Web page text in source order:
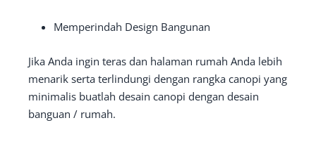
Memperindah Design Bangunan
Jika Anda ingin teras dan halaman rumah Anda lebih
menarik serta terlindungi dengan rangka canopi yang
minimalis buatlah desain canopi dengan desain
banguan / rumah.